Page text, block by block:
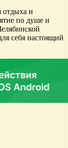
отдыха и
по душе и
себя настоящий